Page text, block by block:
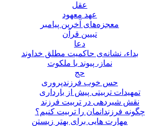
عقل
عهد معهود
معجزه‌های آخرین پیامبر
تبيين قرآن
دعا
بداء، نشانه‌ی حاکمیت مطلق خداوند
نماز، پیوند با ملکوت
حج
حس خوب فرزندپروری
تمهیدات تربیتی پیش از بارداری
نقش شیردهی در تربیت فرزند
چگونه فرزندانمان را تربیت کنیم؟
مهارت هایی برای بهتر زیستن